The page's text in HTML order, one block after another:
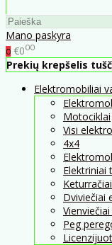
Mano paskyra
0 €000
Prekių krepšelis
Elektromobiliai
Motociklai
Visi
4x4
Elektriniai
Keturračiai
Dviviečiai
Peg